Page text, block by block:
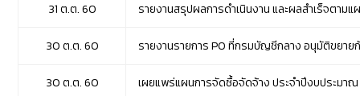
31 ต.ต. 60 รายงานสรุปผลการดำเนินงาน และผลสำเร็จตา
30 ต.ต. 60 รายงานรายการ PO ที่กรมบัญชีกลาง อนุมัติขยาย
30 ต.ต. 60 เผยแพร่แผนการจัดซื้อจัดจ้าง ประจำปีงบประมาณ